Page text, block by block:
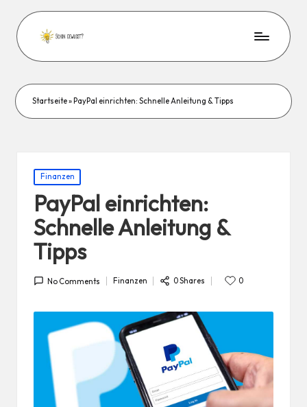
Startseite» PayPal einrichten: Schnelle Anleitung & Tipps
Posted
in
Finanzen
PayPal einrichten:
Schnelle Anleitung &
Tipps
No Comments
Posted
Finanzen 0 Shares 0